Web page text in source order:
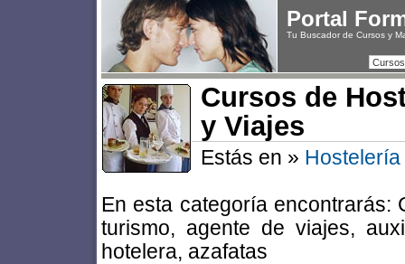
Portal
Tu Buscador de Cursos y
Cursos de
y Viajes
Estás en »
En esta categoría encontrarás:
turismo, agente de viajes,
hotelera, azafatas